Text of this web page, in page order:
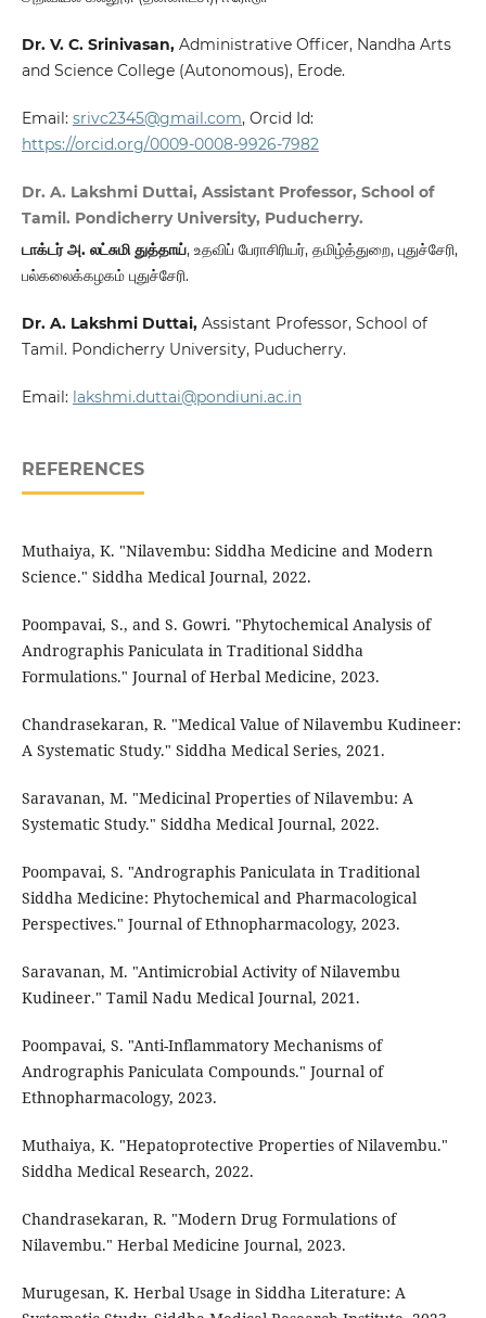
Dr. V. C. Srinivasan, Administrative Officer, Nandha Arts
and Science College (Autonomous), Erode.
Email: srivc2345@gmail.com, Orcid Id:
https://orcid.org/0009-0008-9926-7982
Dr. A. Lakshmi Duttai, Assistant Professor, School of
Tamil. Pondicherry University, Puducherry.
டாக்டர் அ. லட்சுமி துத்தாய், உதவிப் பேராசிரியர், தமிழ்த்துறை, புதுச்சேரி,
பல்கலைக்கழகம் புதுச்சேரி.
Dr. A. Lakshmi Duttai, Assistant Professor, School of
Tamil. Pondicherry University, Puducherry.
Email: lakshmi.duttai@pondiuni.ac.in
REFERENCES
Muthaiya, K. "Nilavembu: Siddha Medicine and Modern
Science." Siddha Medical Journal, 2022.
Poompavai, S., and S. Gowri. "Phytochemical Analysis of
Andrographis Paniculata in Traditional Siddha
Formulations." Journal of Herbal Medicine, 2023.
Chandrasekaran, R. "Medical Value of Nilavembu Kudineer:
A Systematic Study." Siddha Medical Series, 2021.
Saravanan, M. "Medicinal Properties of Nilavembu: A
Systematic Study." Siddha Medical Journal, 2022.
Poompavai, S. "Andrographis Paniculata in Traditional
Siddha Medicine: Phytochemical and Pharmacological
Perspectives." Journal of Ethnopharmacology, 2023.
Saravanan, M. "Antimicrobial Activity of Nilavembu
Kudineer." Tamil Nadu Medical Journal, 2021.
Poompavai, S. "Anti-Inflammatory Mechanisms of
Andrographis Paniculata Compounds." Journal of
Ethnopharmacology, 2023.
Muthaiya, K. "Hepatoprotective Properties of Nilavembu."
Siddha Medical Research, 2022.
Chandrasekaran, R. "Modern Drug Formulations of
Nilavembu." Herbal Medicine Journal, 2023.
Murugesan, K. Herbal Usage in Siddha Literature: A